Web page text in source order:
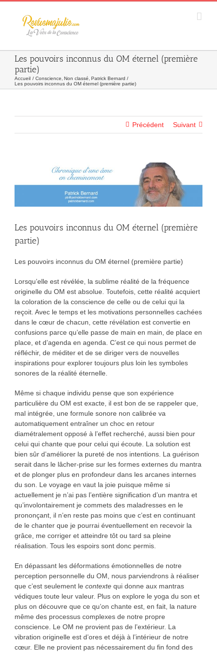
Skip
Les pouvoirs inconnus du OM éternel (première
partie)
Accueil Conscience Non classé Patrick Bernard
Les pouvoirs inconnus du OM éternel (première partie)
Précédent Suivant
Les pouvoirs inconnus du OM éternel (première
partie)
Les pouvoirs inconnus du OM éternel (première partie)
Lorsqu’elle est révélée, la sublime réalité de la fréquence
originelle du OM est absolue. Toutefois, cette réalité acquiert
la coloration de la conscience de celle ou de celui qui la
reçoit. Avec le temps et les motivations personnelles cachées
dans le cœur de chacun, cette révélation est convertie en
confusions parce qu’elle passe de main en main, de place en
place, et d’agenda en agenda. C’est ce qui nous permet de
réfléchir, de méditer et de se diriger vers de nouvelles
inspirations pour explorer toujours plus loin les symboles
sonores de la réalité éternelle.
Même si chaque individu pense que son expérience
particulière du OM est exacte, il est bon de se rappeler que,
mal intégrée, une formule sonore non calibrée va
automatiquement entraîner un choc en retour
diamétralement opposé à l’effet recherché, aussi bien pour
celui qui chante que pour celui qui écoute. La solution est
bien sûr d’améliorer la pureté de nos intentions. La guérison
serait dans le lâcher-prise sur les formes externes du mantra
et de plonger plus en profondeur dans les arcanes internes
du son. Le voyage en vaut la joie puisque même si
actuellement je n’ai pas l’entière signification d’un mantra et
qu’involontairement je commets des maladresses en le
prononçant, il n’en reste pas moins que c’est en continuant
de le chanter que je pourrai éventuellement en recevoir la
grâce, me corriger et atteindre tôt ou tard sa pleine
réalisation. Tous les espoirs sont donc permis.
En dépassant les déformations émotionnelles de notre
perception personnelle du OM, nous parviendrons à réaliser
que c’est seulement le contextequi donne aux mantras
védiques toute leur valeur. Plus on explore le yoga du son et
plus on découvre que ce qu’on chante est, en fait, la nature
même des processus complexes de notre propre
conscience. Le OM ne provient pas de l’extérieur. La
vibration originelle est d’ores et déjà à l’intérieur de notre
cœur. Elle ne provient pas nécessairement du fin fond des